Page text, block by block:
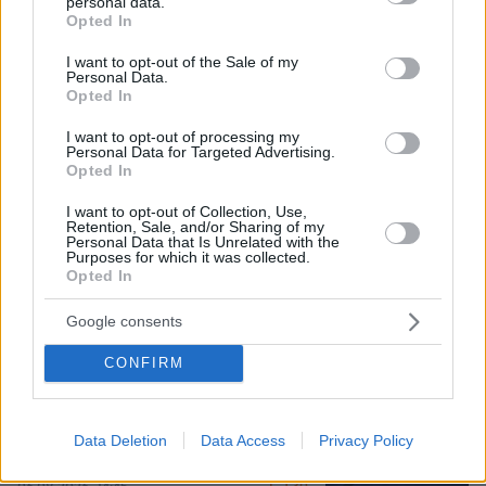
grant or deny consent to Google and its third-party tags to
use your data for below specified purposes in below Google
consent section.
Opted In
I want to opt-out of the Sale of my
Personal Data.
Opted In
I want to opt-out of processing my
Personal Data for Targeted Advertising.
Opted In
I want to opt-out of Collection, Use,
Retention, Sale, and/or Sharing of my
Personal Data that Is Unrelated with the
Purposes for which it was collected.
Opted In
Google consents
CONFIRM
Data Deletion Data Access Privacy Policy
Μυστήριο με το ραντεβού Πεζεσκιάν -
Χαμενεΐ στην Τεχεράνη: Βρέθηκαν σε
ένα σκοτεινό αυτοκίνητο, άκουγαν,
αλλά δεν έβλεπαν ο ένας τον άλλο
Με κλαρίνα και μοιρολόγια το
τελευταίο αντίο στον Λάκη Χαλκιά στο
A' Νεκροταφείο, συντετριμμένη η
οικογένειά του
06.08.2026, 13:10 22
μέχρι γάτες και προφυλακτικά,
αψηφούν ακόμη και τους τυφώνες